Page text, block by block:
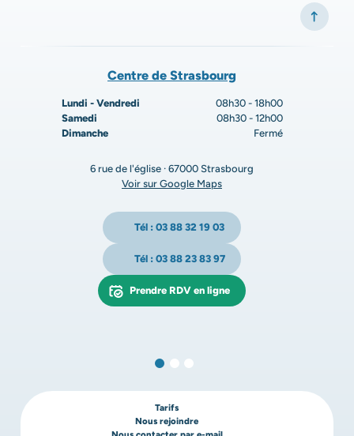
Centre de Strasbourg
Lundi - Vendredi
08h30 - 18h00
Samedi
08h30 - 12h00
Dimanche
Fermé
6 rue de l'église · 67000 Strasbourg
Voir sur Google Maps
Tél : 03 88 32 19 03
Tél : 03 88 23 83 97
Prendre RDV en ligne
Tarifs
Nous rejoindre